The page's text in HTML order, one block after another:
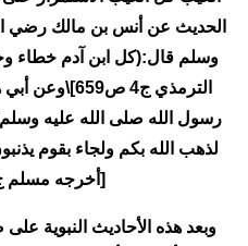
الحديث عن أنس بن مالك رضي
وسلم قال:(كل ابن آدم خطاء
الترمذي ج4
رسول الله صلى الله عليه
لذهب الله بكم ولجاء بقوم
[أخرجه مسلم ج4
وبعد هذه الأحاديث النبوية